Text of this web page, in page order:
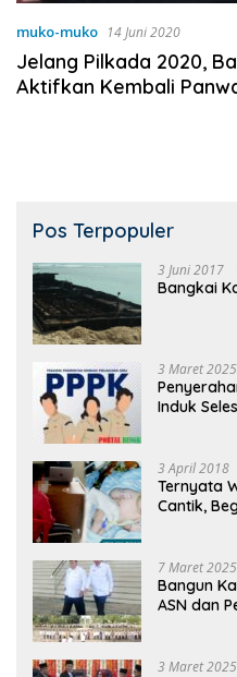
muko-muko 14 Juni 2020
Jelang Pilkada 2020,
Aktifkan Kembali
Pos Terpopuler
3 Juni 2017
Bangkai
3 Maret 2025
Induk
3 April 2018
Ternyata
Cantik,
7 Maret 2025
Bangun
ASN dan
3 Maret 2025